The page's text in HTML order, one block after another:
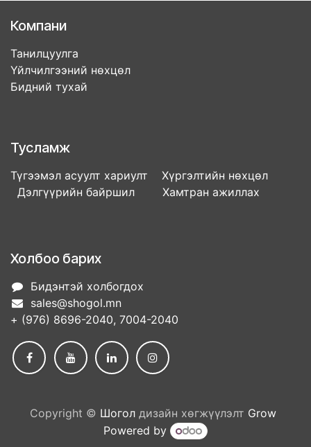
Компани
Танилцуулга
Үйлчилгээний нөхцөл
Бидний тухай
Тусламж
Түгээмэл асуулт хариулт Хүргэлтийн нөхцөл
Дэлгүүрийн байршил Хамтран ажиллах
Холбоо барих
Бидэнтэй холбогдох
sales@shogol.mn
+ (976) 8696-2040, 7004-2040
Copyright © Шоголдизайн хөгжүүлэлт Grow
Powered by